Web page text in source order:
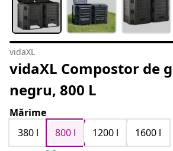
vidaXL
vidaXL Compostor de
negru, 800 L
Mărime
380 l
800 l 1200 l 1600 l